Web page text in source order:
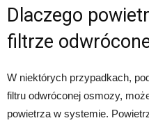
Dlaczego
filtrze
W niektórych przypadkach,
filtru odwróconej osmozy,
powietrza w systemie.